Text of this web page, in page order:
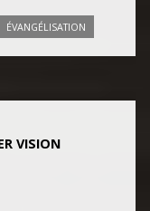
ÉVANGÉLISATION
VISION